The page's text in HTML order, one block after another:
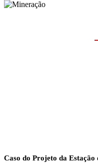
Caso do Projeto da